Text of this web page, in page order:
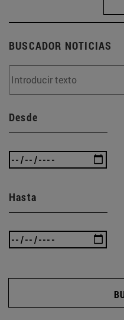
BUSCADOR NOTICIAS
Desde
Hasta